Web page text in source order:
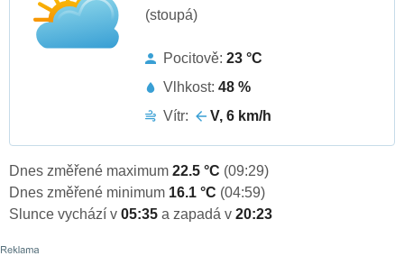
(stoupá)
Pocitově: 23 °C
Vlhkost: 48 %
Vítr:
V, 6 km/h
Dnes změřené maximum 22.5 °C (09:29)
Dnes změřené minimum 16.1 °C (04:59)
Slunce vychází v 05:35 a zapadá v 20:23